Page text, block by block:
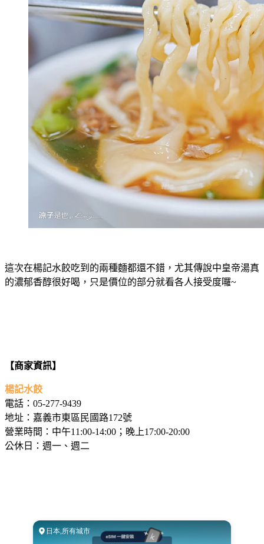
這次在楊記水餃吃到的兩種麵都還不錯，尤其傳說中皇帝湯真
的濃郁香醇很好喝，只是價位的部分就看各人接受度囉~
【商家資訊】
楊記水餃
電話：05-277-9439
地址：嘉義市東區民國路172號
營業時間：中午11:00-14:00；晚上17:00-20:00
公休日：週一、週二